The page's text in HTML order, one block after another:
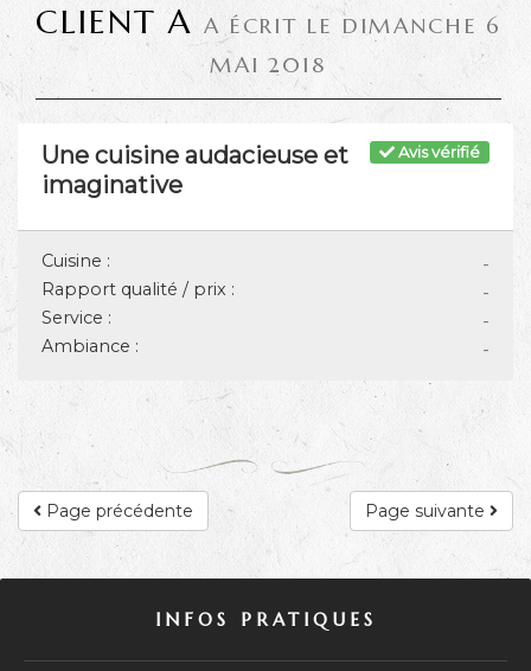
CLIENT A A ÉCRIT LE DIMANCHE 6
MAI 2018
Avis vérifié
Une cuisine audacieuse et
imaginative
-
Cuisine :
-
Rapport qualité / prix :
-
Service :
-
Ambiance :
Page suivante
Page précédente
INFOS PRATIQUES